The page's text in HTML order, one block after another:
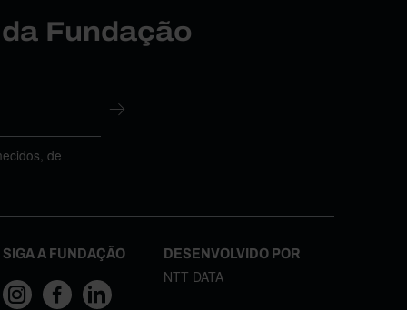
Fundação
de
SIGA A FUNDAÇÃO DESENVOLVIDO POR
NTT DATA